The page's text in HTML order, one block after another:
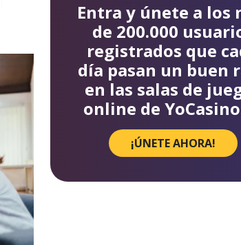
Entra y únete a los
de 200.000
registrados que
día pasan un buen
en las salas de
online de
¡ÚNETE AHORA!